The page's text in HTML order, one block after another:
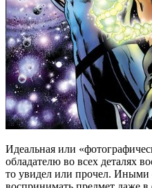
Идеальная или
обладателю во всех деталях
то увидел или прочел. Иными